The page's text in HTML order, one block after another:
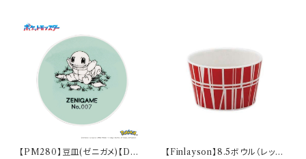
【PM280】豆皿(ゼニガメ)【Dail
【Finlayson】8.5ボウル（レッ